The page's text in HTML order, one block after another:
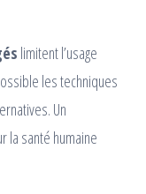
limitent l’usage
les techniques
Un
la santé humaine